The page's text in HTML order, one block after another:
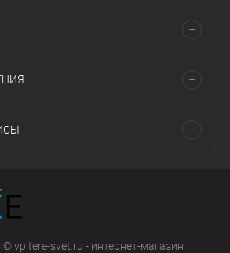
vpitere-svet.ru - интернет-магазин